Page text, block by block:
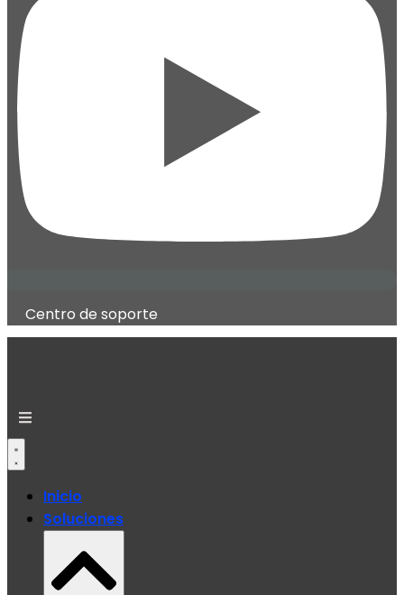
Centro de soporte
Inicio
Soluciones